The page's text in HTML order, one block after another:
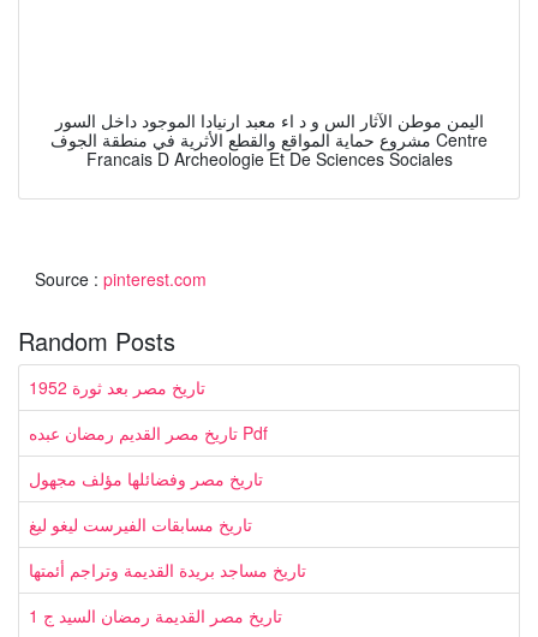
اليمن موطن الآثار الس و د اء معبد ارنيادا الموجود داخل السور
مشروع حماية المواقع والقطع الأثرية في منطقة الجوف Centre
Francais D Archeologie Et De Sciences Sociales
Source : pinterest.com
Random Posts
تاريخ مصر بعد ثورة 1952
تاريخ مصر القديم رمضان عبده Pdf
تاريخ مصر وفضائلها مؤلف مجهول
تاريخ مسابقات الفيرست ليغو ليغ
تاريخ مساجد بريدة القديمة وتراجم أئمتها
تاريخ مصر القديمة رمضان السيد ج 1